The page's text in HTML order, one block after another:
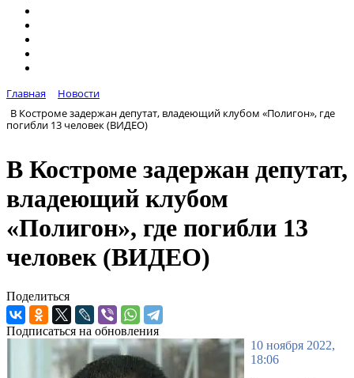
Главная
Новости
В Костроме задержан депутат, владеющий клубом «Полигон», где
погибли 13 человек (ВИДЕО)
В Костроме задержан депутат,
владеющий клубом
«Полигон», где погибли 13
человек (ВИДЕО)
Поделиться
Подписаться на обновления
10 ноября 2022,
18:06